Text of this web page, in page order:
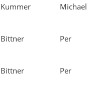
Kummer Michael
Bittner Per
Bittner Per